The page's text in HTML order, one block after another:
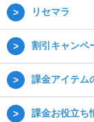
リセマラ
割引キャンペ
課金アイテム
課金お役立ち